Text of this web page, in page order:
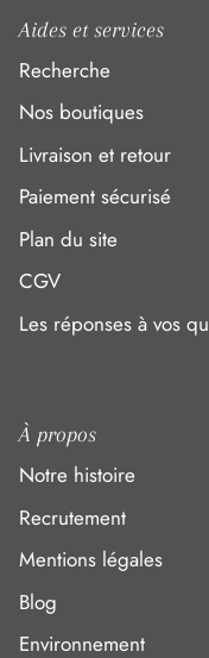
Aides et services
Recherche
Nos boutiques
Livraison et retour
Paiement sécurisé
Plan du site
CGV
Les réponses à vos
À propos
Notre histoire
Recrutement
Mentions légales
Blog
Environnement